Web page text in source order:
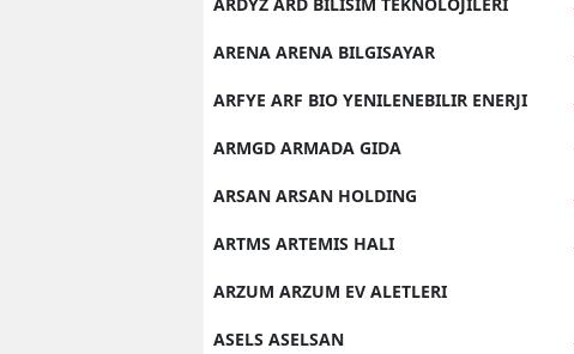
ARENA ARENA BILGISAYAR
ARFYE ARF BIO YENILENEBILIR ENERJI
ARMGD ARMADA GIDA
ARSAN ARSAN HOLDING
ARTMS ARTEMIS HALI
ARZUM ARZUM EV ALETLERI
ASELS ASELSAN